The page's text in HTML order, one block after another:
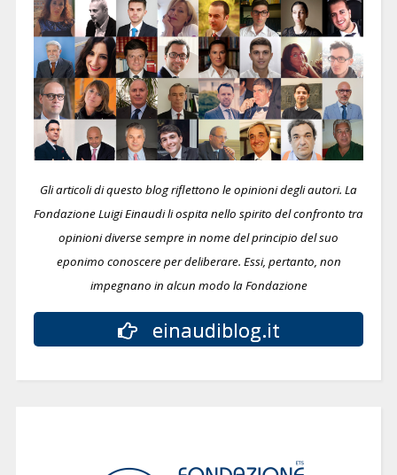
Gli articoli di questo blog riflettono le opinioni degli autori. La
Fondazione Luigi Einaudi li ospita nello spirito del confronto tra
opinioni diverse sempre in nome del principio del suo
eponimo conoscere per deliberare. Essi, pertanto, non
impegnano in alcun modo la Fondazione
einaudiblog.it